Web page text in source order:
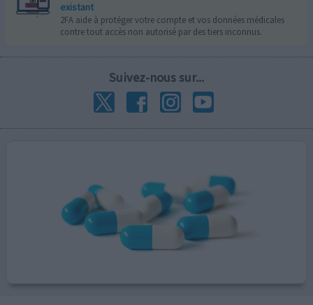
existant
2FA aide à protéger votre compte et vos données médicales
contre tout accès non autorisé par des tiers inconnus.
Suivez-nous sur...